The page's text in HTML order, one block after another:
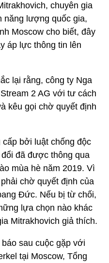
chuyên gia
năng lượng quốc gia,
Moscow cho biết, đây
áp lực thông tin lên
lại rằng, công ty Nga
2 AG với tư cách
kêu gọi chờ quyết định
bởi luật chống độc
đã được thông qua
mùa hè năm 2019. Vì
chờ quyết định của
Đức. Nếu bị từ chối,
lựa chọn nào khác
Mitrakhovich giả thích.
sau cuộc gặp với
tại Moscow, Tổng